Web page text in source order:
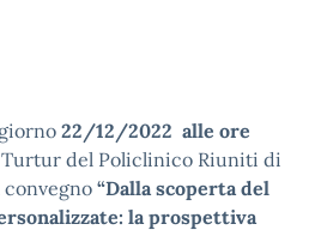
22/12/2022 alle ore
Turtur del Policlinico Riuniti di
convegno “Dalla scoperta del
la prospettiva